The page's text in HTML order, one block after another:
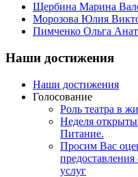
Щербина Марина
Морозова Юлия
Пимченко Ольга
Наши достижения
Наши достижения
Голосование
Роль театра в
Неделя
Питание.
Просим Вас
услуг